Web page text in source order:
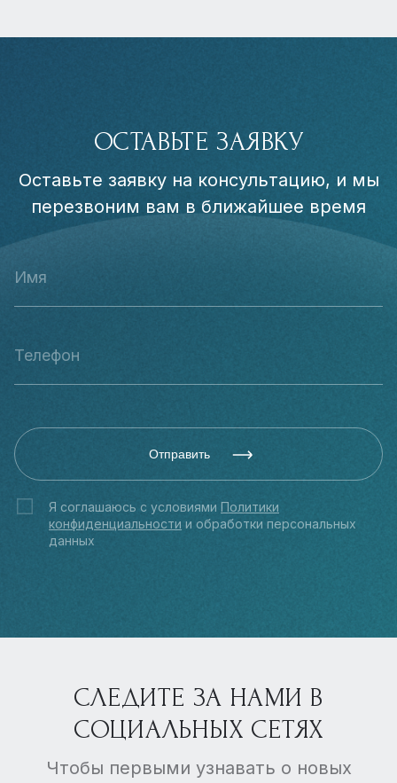
ОСТАВЬТЕ ЗАЯВКУ
Оставьте заявку на консультацию, и мы
перезвоним вам в ближайшее время
Отправить
Я соглашаюсь с условиями Политики
конфиденциальности и обработки персональных
данных
СЛЕДИТЕ ЗА НАМИ В
СОЦИАЛЬНЫХ СЕТЯХ
Чтобы первыми узнавать о новых